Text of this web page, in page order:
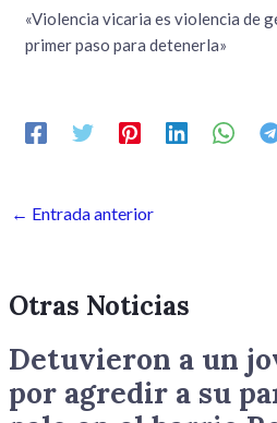
«Violencia vicaria es violencia de
primer paso para detenerla»
← Entrada anterior
Otras Noticias
Detuvieron a un
por agredir a su